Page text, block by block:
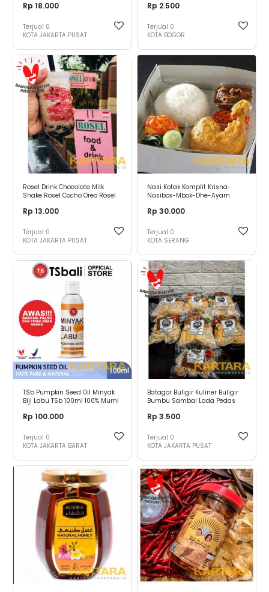
Rp 18.000
Terjual 0
KOTA JAKARTA PUSAT
Rp 2.500
Terjual 0
KOTA BOGOR
Rosel Drink Chocolate Milk
Shake Rosel Cocho Oreo Rosel
Rp 13.000
Terjual 0
KOTA JAKARTA PUSAT
Nasi Kotak Komplit Krisna-
Nasibox-Mbok-Dhe-Ayam
Rp 30.000
Terjual 0
KOTA SERANG
TSb Pumpkin Seed Oil Minyak
Biji Labu TSb 100ml 100% Murni
Rp 100.000
Terjual 0
KOTA JAKARTA BARAT
Batagor Buligir Kuliner Buligir
Bumbu Sambal Lada Pedas
Rp 3.500
Terjual 0
KOTA JAKARTA PUSAT